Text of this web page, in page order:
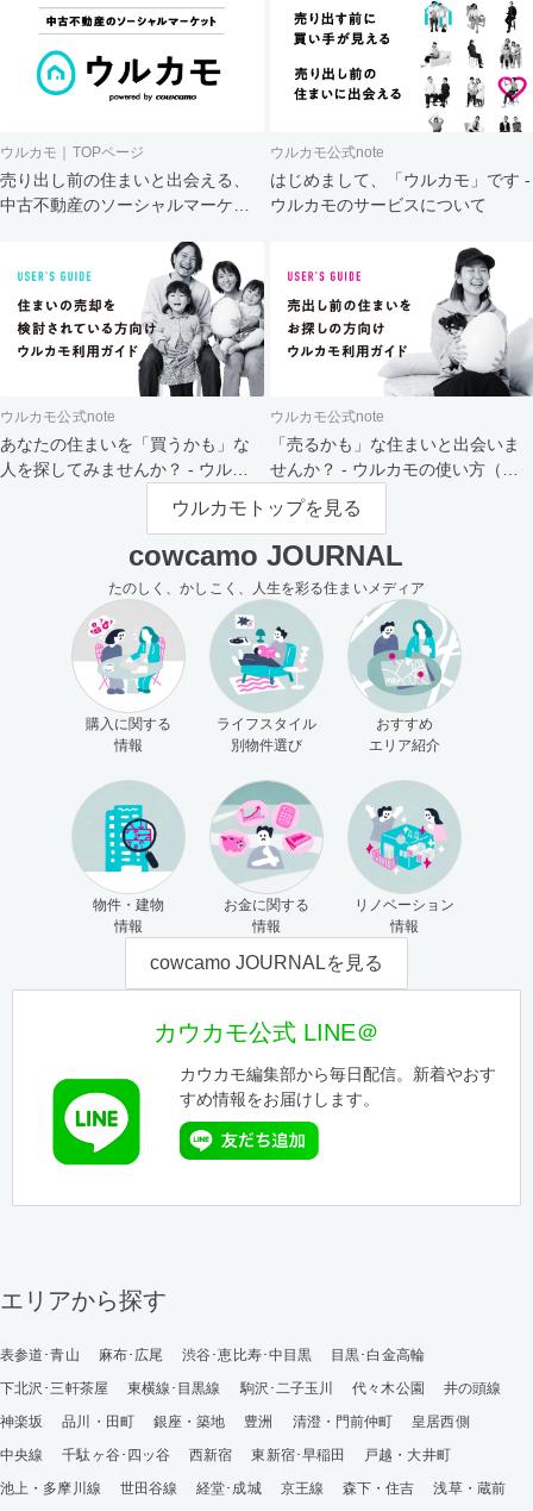
ウルカモ｜TOPページ
売り出し前の住まいと出会える、
中古不動産のソーシャルマーケッ
ウルカモ公式note
はじめまして、「ウルカモ」です -
ウルカモのサービスについて
ウルカモ公式note
あなたの住まいを「買うかも」な
人を探してみませんか？ - ウルカ
ウルカモ公式note
「売るかも」な住まいと出会いま
せんか？ - ウルカモの使い方（買
主さま向け）
ウルカモトップを見る
cowcamo JOURNAL
たのしく、かしこく、人生を彩る住まいメディア
購入に関する
情報
ライフスタイル
別物件選び
おすすめ
エリア紹介
物件・建物
情報
お金に関する
情報
リノベーション
情報
cowcamo JOURNALを見る
カウカモ公式 LINE＠
カウカモ編集部から毎日配信。新着やおす
すめ情報をお届けします。
エリアから探す
表参道･青山 麻布･広尾 渋谷･恵比寿･中目黒
目黒･白金高輪
下北沢･三軒茶屋
東横線･目黒線 駒沢･二子玉川 代々木公園
井の頭線
神楽坂
品川・田町 銀座・築地 豊洲 清澄・門前仲町
皇居西側
中央線
千駄ヶ谷･四ッ谷 西新宿 東新宿･早稲田
戸越・大井町
池上・多摩川線
世田谷線 経堂･成城 京王線 森下・住吉
浅草・蔵前